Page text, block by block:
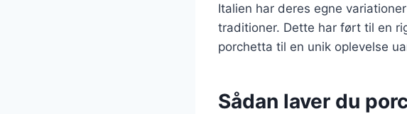
Italien har deres egne
traditioner. Dette har ført til en
porchetta til en unik oplevelse
Sådan laver du